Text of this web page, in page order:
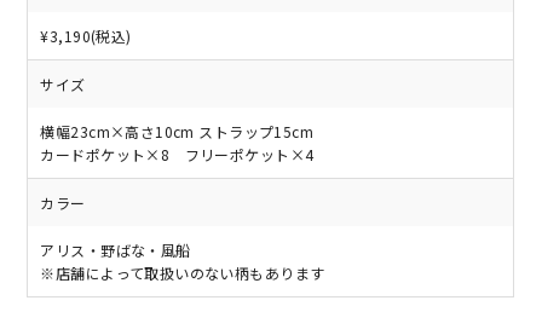
¥3,190(税込)
サイズ
横幅23cm×高さ10cm ストラップ15cm
カードポケット×8 フリーポケット×4
カラー
アリス・野ばな・風船
※店舗によって取扱いのない柄もあります